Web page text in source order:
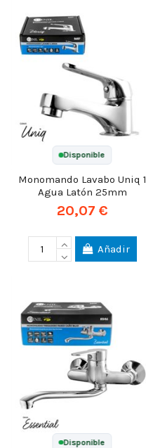
Disponible
Monomando Lavabo Uniq 1
Agua Latón 25mm
20,07 €
Añadir
Disponible